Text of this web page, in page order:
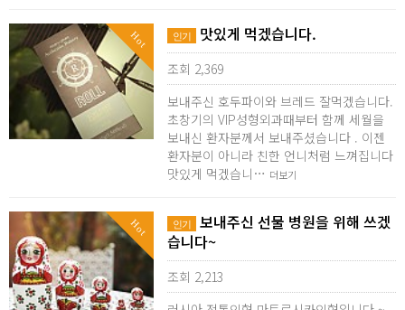
Hot 인기 맛있게 먹겠습니다.
조회 2,369
보내주신 호두파이와 브레드 잘먹겠습니다.
초창기의 VIP성형외과때부터 함께 세월을
보내신 환자분께서 보내주셨습니다 . 이젠
환자분이 아니라 친한 언니처럼 느껴집니다
맛있게 먹겠습니… 더보기
Hot 인기
보내주신 선물 병원을 위해 쓰겠
습니다~
조회 2,213